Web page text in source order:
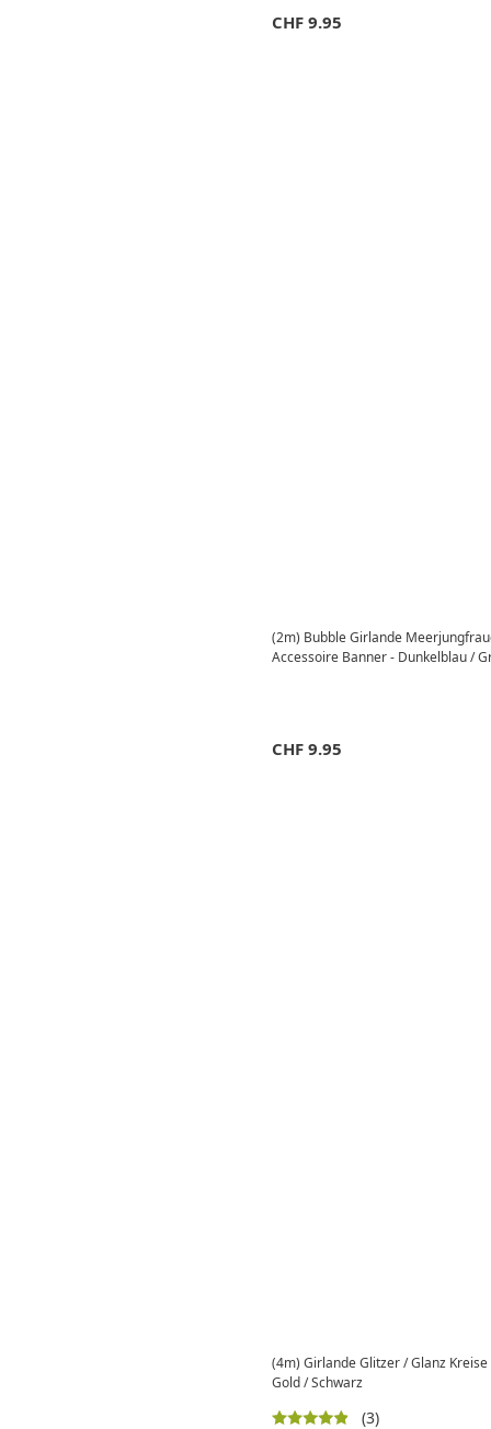
CHF 9.95
(2m) Bubble Girlande
Accessoire Banner - Dunkelblau /
CHF 9.95
(4m) Girlande Glitzer / Glanz
Gold / Schwarz
(3)